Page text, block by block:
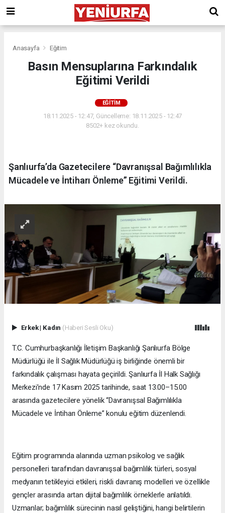
Anasayfa Eğitim
Basın Mensuplarına Farkındalık
Eğitimi Verildi
EĞITIM
18.11.2025 - 12:47, Güncelleme: 18.11.2025 - 12:47
8502+ kez okundu.
Şanlıurfa’da Gazetecilere “Davranışsal Bağımlılıkla
Mücadele ve İntiharı Önleme” Eğitimi Verildi.
Erkek| Kadın (Haberi Sesli Oku)
T.C. Cumhurbaşkanlığı İletişim Başkanlığı Şanlıurfa Bölge
Müdürlüğü ile İl Sağlık Müdürlüğü iş birliğinde önemli bir
farkındalık çalışması hayata geçirildi. Şanlıurfa İl Halk Sağlığı
Merkezi’nde 17 Kasım 2025 tarihinde, saat 13.00–15.00
arasında gazetecilere yönelik “Davranışsal Bağımlılıkla
Mücadele ve İntiharı Önleme” konulu eğitim düzenlendi.
Eğitim programında alanında uzman psikolog ve sağlık
personelleri tarafından davranışsal bağımlılık türleri, sosyal
medyanın tetikleyici etkileri, riskli davranış modelleri ve özellikle
gençler arasında artan dijital bağımlılık örneklerle anlatıldı.
Uzmanlar; bağımlılık sürecinin nasıl geliştiğini, hangi belirtilerin